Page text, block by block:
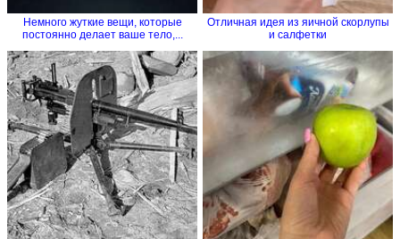
Немного жуткие вещи, которые
постоянно делает ваше тело,...
Отличная идея из яичной скорлупы
и салфетки